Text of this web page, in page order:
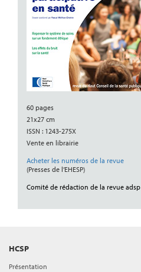
60 pages
21x27 cm
ISSN : 1243-275X
Vente en librairie
Acheter les numéros de la revue
(Presses de l’EHESP)
Comité de rédaction de la revue adsp
HCSP
Présentation